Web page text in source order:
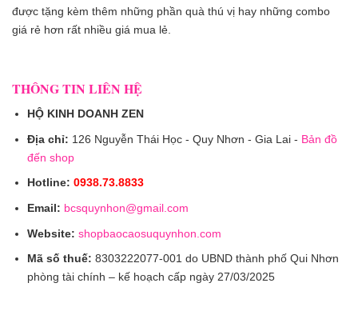
được tặng kèm thêm những phần quà thú vị hay những combo
giá rẻ hơn rất nhiều giá mua lẻ.
THÔNG TIN LIÊN HỆ
HỘ KINH DOANH ZEN
Địa chỉ: 126 Nguyễn Thái Học - Quy Nhơn - Gia Lai - Bản đồ
đến shop
Hotline: 0938.73.8833
Email: bcsquynhon@gmail.com
Website: shopbaocaosuquynhon.com
Mã số thuế: 8303222077-001 do UBND thành phố Qui Nhơn
phòng tài chính – kế hoạch cấp ngày 27/03/2025